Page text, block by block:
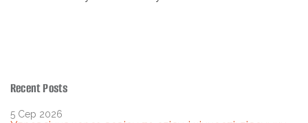
Recent Posts
5 Сер 2026